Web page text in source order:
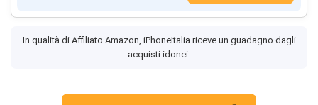
In qualità di Affiliato Amazon, iPhoneItalia riceve un guadagno dagli
acquisti idonei.